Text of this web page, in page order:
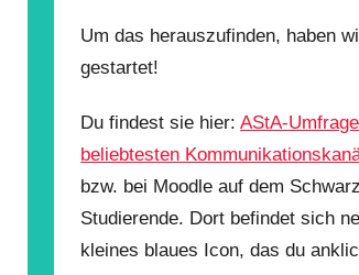
Um das herauszufinden, haben
gestartet!
Du findest sie hier:AStA-
beliebtesten
bzw. bei Moodle auf dem
Studierende. Dort befindet sich
kleines blaues Icon, das du